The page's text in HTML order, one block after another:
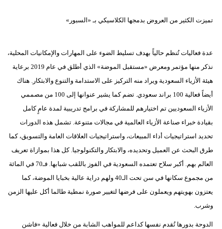
تميزت الكثير من العروض بدمجها الكلاسيكي بـ «السبور»
عدة فعاليات تُنظم حالياً بهدف تسليط الضوء على المهارات والإمكانيات المحلية،
نذكر منها مؤتمر ومعرض «مستقبل الموضة» الذي أطلق في عام 2019 برعاية
هيئة الأزياء السعودية ويراد منه التركيز على الاستدامة والتنوع والابتكار. هناك
أيضاً فعالية 100 براند سعودي. تضم كما يشير عنوانها إلى 100 من مصممي
الأزياء السعوديين تم اختيارهم للمشاركة في برامج تدريبية لمدة عامٍ كامل
بقيادة خبراء صناعة الأزياء العالمية في مجالات متنوعة. تشمل هذه الدورات
تحديد استراتيجيات أداء المبيعات، واستراتيجيات العلاقات العامة والتسويق، كما
طرق البحث عن العميل وتحديده، والابتكار والتكنولوجيا. كل هذا بموازاة تعريف
العالم بهم. أكبر سلاح تعتمده السعودية في الفوز باللقب شبابها. فـ70 في المائة
من مجموع سكانها في سن تحت الـ40 ولهم دراية عالية بخبايا الموضة، كما
يعتزون بهويتهم ويعملون على فرضها لتغيير صورة نمطية طالما أكل عليها الزمن
وشرب.
الدوحة بدورها تُقدم نفسها كداعم للمواهب الشابة من خلال فعالية «فاشن